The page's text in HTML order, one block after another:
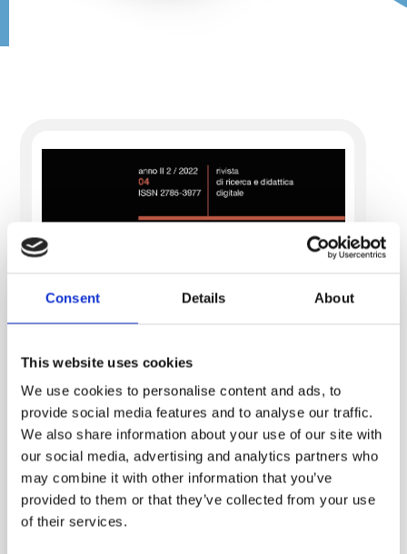
Consent Details About
This website uses cookies
We use cookies to personalise content and ads, to
provide social media features and to analyse our traffic.
We also share information about your use of our site with
our social media, advertising and analytics partners who
may combine it with other information that you’ve
provided to them or that they’ve collected from your use
of their services.